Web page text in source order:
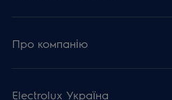
Про компанію
Electrolux Україна